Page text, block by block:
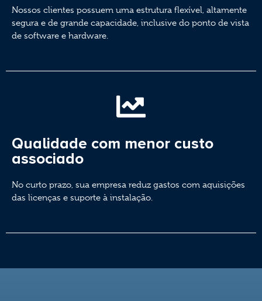
Nossos clientes possuem uma estrutura flexível, altamente
segura e de grande capacidade, inclusive do ponto de vista
de software e hardware.
Qualidade com menor custo
associado
No curto prazo, sua empresa reduz gastos com aquisições
das licenças e suporte à instalação.